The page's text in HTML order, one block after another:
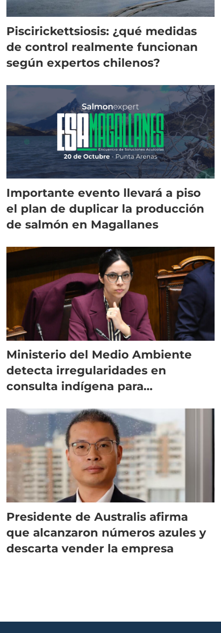
Piscirickettsiosis: ¿qué medidas
de control realmente funcionan
según expertos chilenos?
Importante evento llevará a piso
el plan de duplicar la producción
de salmón en Magallanes
Ministerio del Medio Ambiente
detecta irregularidades en
consulta indígena para
Presidente de Australis afirma
que alcanzaron números azules y
descarta vender la empresa